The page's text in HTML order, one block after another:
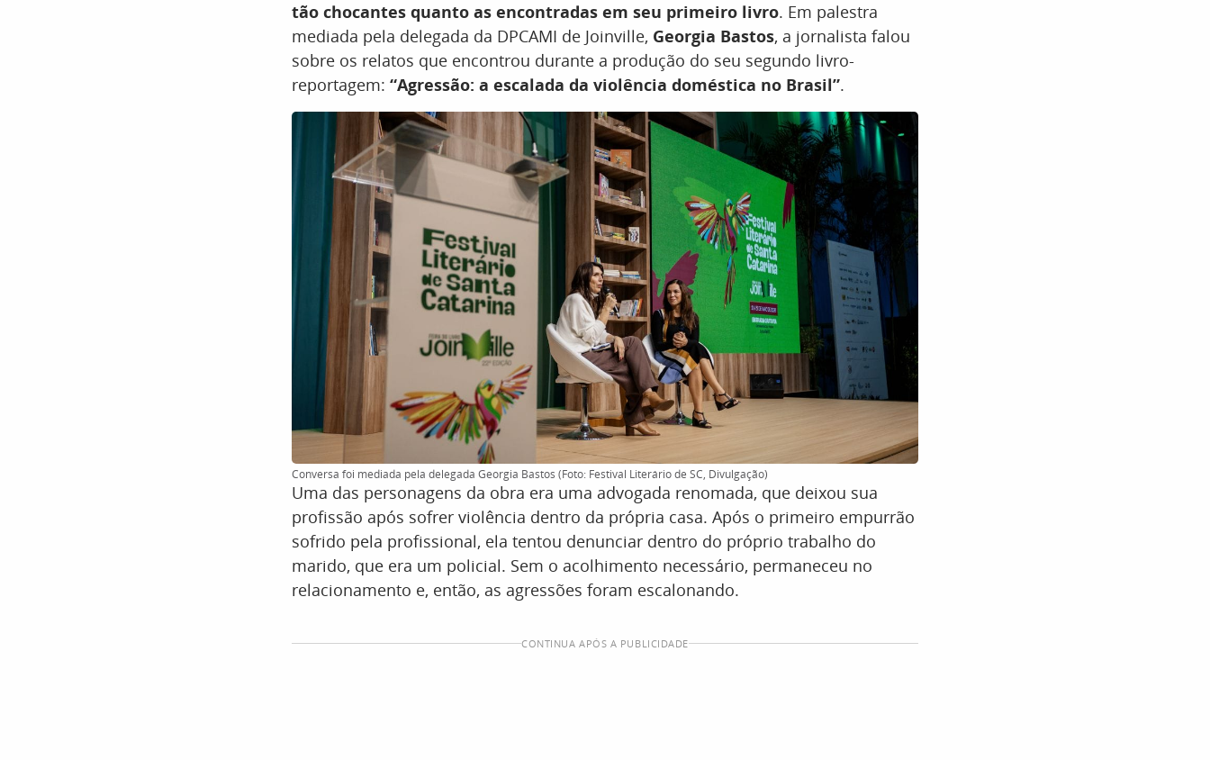
tão chocantes quanto as encontradas em seu primeiro livro. Em palestra
mediada pela delegada da DPCAMI de Joinville, Georgia Bastos, a jornalista falou
sobre os relatos que encontrou durante a produção do seu segundo livro-
reportagem: “Agressão: a escalada da violência doméstica no Brasil”.
Conversa foi mediada pela delegada Georgia Bastos (Foto: Festival Literário de SC, Divulgação)
Uma das personagens da obra era uma advogada renomada, que deixou sua
profissão após sofrer violência dentro da própria casa. Após o primeiro empurrão
sofrido pela profissional, ela tentou denunciar dentro do próprio trabalho do
marido, que era um policial. Sem o acolhimento necessário, permaneceu no
relacionamento e, então, as agressões foram escalonando.
CONTINUA APÓS A PUBLICIDADE